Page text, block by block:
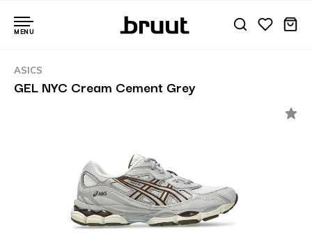
MENU
ASICS
GEL NYC Cream Cement Grey